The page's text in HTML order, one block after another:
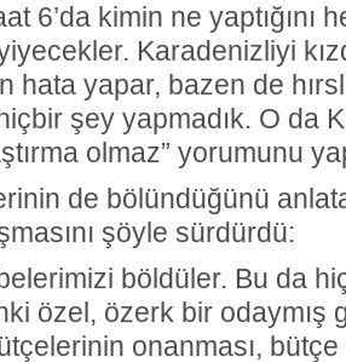
6’da kimin ne yaptığını
Karadenizliyi
hata yapar, bazen de
şey yapmadık. O da
olmaz” yorumunu
de bölündüğünü
şöyle sürdürdü:
böldüler. Bu da
özel, özerk bir odaymış
onanması, bütçe